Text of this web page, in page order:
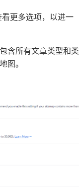
更多选项，以进一
含所有文章类型和类
图。